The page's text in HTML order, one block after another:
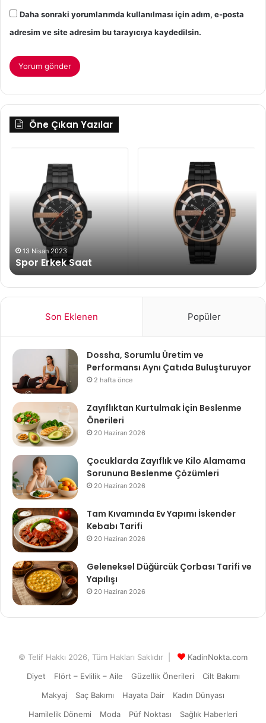
Daha sonraki yorumlarımda kullanılması için adım, e-posta
adresim ve site adresim bu tarayıcıya kaydedilsin.
Öne Çıkan Yazılar
13 Nisan 2023
Spor Erkek Saat
Son Eklenen Popüler
Dossha, Sorumlu Üretim ve
Performansı Aynı Çatıda Buluşturuyor
2 hafta önce
Zayıflıktan Kurtulmak İçin Beslenme
Önerileri
20 Haziran 2026
Çocuklarda Zayıflık ve Kilo Alamama
Sorununa Beslenme Çözümleri
20 Haziran 2026
Tam Kıvamında Ev Yapımı İskender
Kebabı Tarifi
20 Haziran 2026
Geleneksel Düğürcük Çorbası Tarifi ve
Yapılışı
20 Haziran 2026
© Telif Hakkı 2026, Tüm Hakları Saklıdır |
KadinNokta.com
Diyet
Flört – Evlilik – Aile Güzellik Önerileri
Cilt Bakımı
Makyaj
Saç Bakımı Hayata Dair
Kadın Dünyası
Hamilelik Dönemi
Moda Püf Noktası Sağlık Haberleri